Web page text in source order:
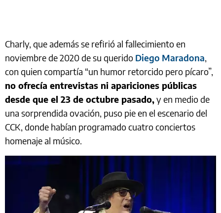
Charly, que además se refirió al fallecimiento en
noviembre de 2020 de su querido Diego Maradona,
con quien compartía “un humor retorcido pero pícaro”,
no ofrecía entrevistas ni apariciones públicas
desde que el 23 de octubre pasado,y en medio de
una sorprendida ovación, puso pie en el escenario del
CCK, donde habían programado cuatro conciertos
homenaje al músico.